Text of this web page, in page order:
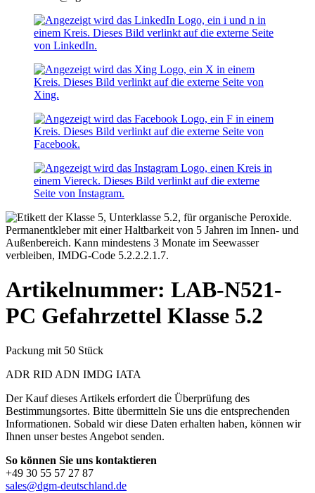
Artikelnummer: LAB-N521-
PC Gefahrzettel Klasse 5.2
Packung mit 50 Stück
ADR RID ADN IMDG IATA
Der Kauf dieses Artikels erfordert die Überprüfung des
Bestimmungsortes. Bitte übermitteln Sie uns die entsprechenden
Informationen. Sobald wir diese Daten erhalten haben, können wir
Ihnen unser bestes Angebot senden.
So können Sie uns kontaktieren
+49 30 55 57 27 87
sales@dgm-deutschland.de